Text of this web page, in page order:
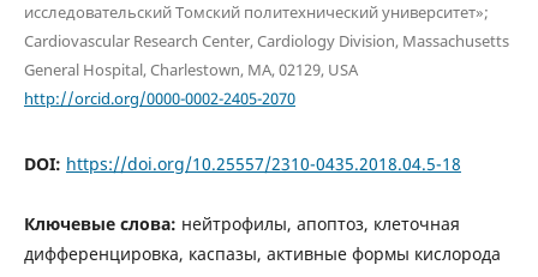
исследовательский Томский политехнический университет»;
Cardiovascular Research Center, Cardiology Division, Massachusetts
General Hospital, Charlestown, MA, 02129, USA
http://orcid.org/0000-0002-2405-2070
DOI: https://doi.org/10.25557/2310-0435.2018.04.5-18
Ключевые слова: нейтрофилы, апоптоз, клеточная
дифференцировка, каспазы, активные формы кислорода